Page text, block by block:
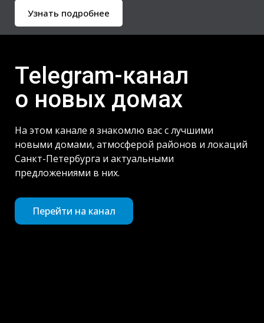
Узнать подробнее
Telegram-канал
о новых домах
На этом канале я знакомлю вас с лучшими
новыми домами, атмосферой районов и локаций
Санкт-Петербурга и актуальными
предложениями в них.
Перейти на канал